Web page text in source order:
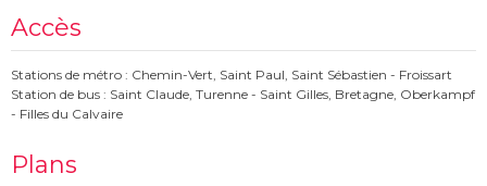
Accès
Stations de métro : Chemin-Vert, Saint Paul, Saint Sébastien - Froissart
Station de bus : Saint Claude, Turenne - Saint Gilles, Bretagne, Oberkampf
- Filles du Calvaire
Plans